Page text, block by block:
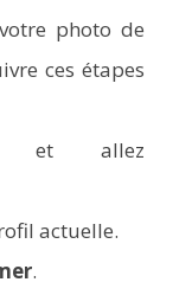
photo de
ces étapes
et allez
actuelle.
.